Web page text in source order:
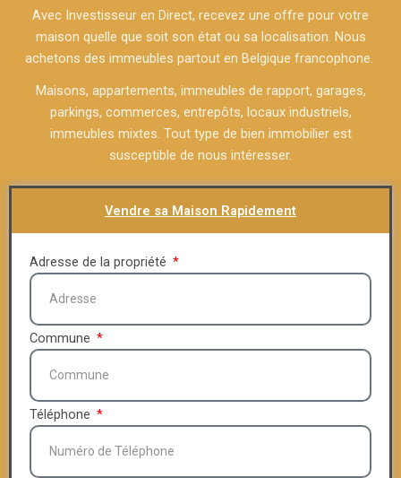
Avec Investisseur en Direct, recevez une offre pour votre
maison quelle que soit son état ou sa localisation. Nous
achetons des immeubles partout en Belgique francophone.
Maisons, appartements, immeubles de rapport, garages,
parkings, commerces, entrepôts, locaux industriels,
immeubles mixtes. Tout type de bien immobilier est
susceptible de nous intéresser.
Vendre sa Maison Rapidement
Adresse de la propriété
Commune
Téléphone